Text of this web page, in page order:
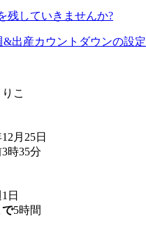
残していきませんか?
&出産カウントダウンの設定
こ
月25日
時35分
日
で5時間